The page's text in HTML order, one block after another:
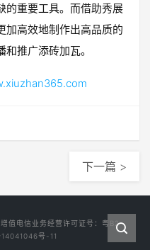
的重要工具。而借助秀展
加高效地制作出高品质的
推广添砖加瓦。
下一篇 >
值电信业务经营许可证号： 粤B2-
号-11